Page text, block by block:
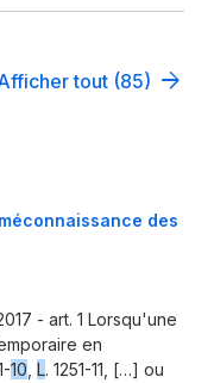
tout (85)
des
- art. 1 Lorsqu'une
en
10 L. 1251-11, […] ou